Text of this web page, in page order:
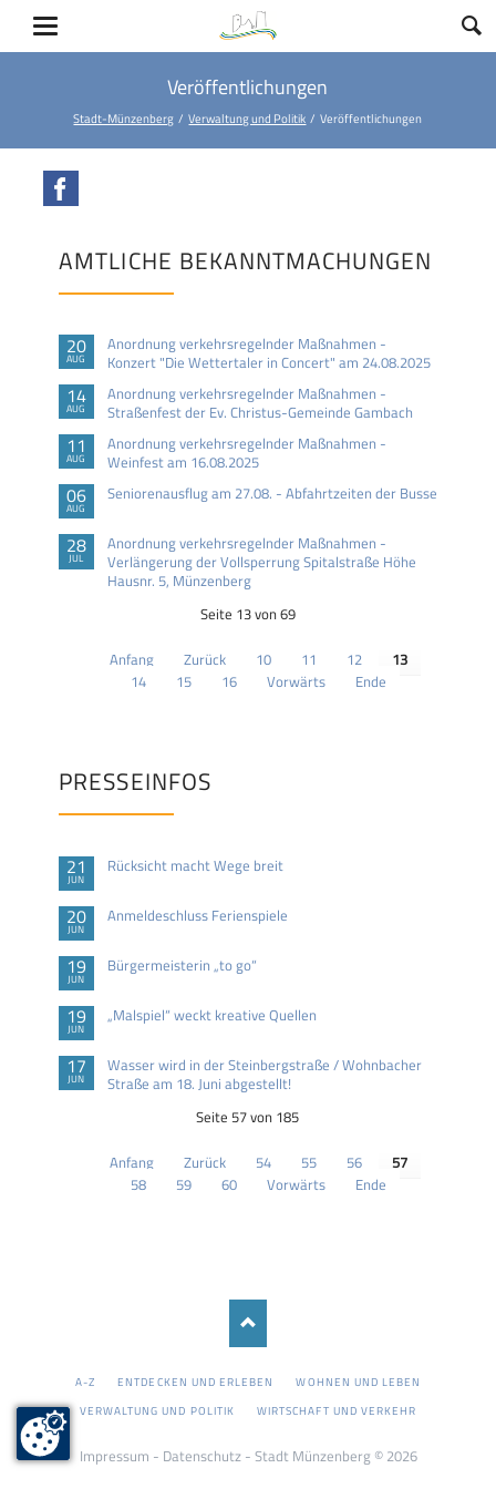
Veröffentlichungen
Stadt-Münzenberg Verwaltung und Politik Veröffentlichungen
AMTLICHE BEKANNTMACHUNGEN
20
AUG
Anordnung verkehrsregelnder Maßnahmen -
Konzert "Die Wettertaler in Concert" am 24.08.2025
14
AUG
Anordnung verkehrsregelnder Maßnahmen -
Straßenfest der Ev. Christus-Gemeinde Gambach
11
AUG
Anordnung verkehrsregelnder Maßnahmen -
Weinfest am 16.08.2025
06
AUG
Seniorenausflug am 27.08. - Abfahrtzeiten der Busse
28
JUL
Anordnung verkehrsregelnder Maßnahmen -
Verlängerung der Vollsperrung Spitalstraße Höhe
Hausnr. 5, Münzenberg
Seite 13 von 69
Anfang Zurück 10 11 12
13
14
15 16 Vorwärts Ende
PRESSEINFOS
21
JUN
Rücksicht macht Wege breit
20
JUN
Anmeldeschluss Ferienspiele
19
JUN
Bürgermeisterin „to go“
19
JUN
„Malspiel“ weckt kreative Quellen
17
JUN
Wasser wird in der Steinbergstraße / Wohnbacher
Straße am 18. Juni abgestellt!
Seite 57 von 185
Anfang Zurück 54 55 56
57
58
59 60 Vorwärts Ende
NAVIGATION
A-Z ENTDECKEN UND ERLEBEN
WOHNEN UND LEBEN
VERWALTUNG UND POLITIK
WIRTSCHAFT UND VERKEHR
Impressum - Datenschutz- Stadt Münzenberg © 2026